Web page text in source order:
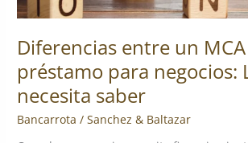
Diferencias entre un
préstamo para negocios:
necesita saber
Bancarrota /Sanchez & Baltazar
saber